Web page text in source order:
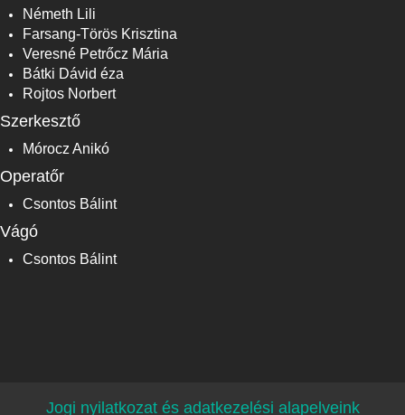
Németh Lili
Farsang-Törös Krisztina
Veresné Petrőcz Mária
Bátki Dávid éza
Rojtos Norbert
Szerkesztő
Mórocz Anikó
Operatőr
Csontos Bálint
Vágó
Csontos Bálint
Jogi nyilatkozat és adatkezelési alapelveink